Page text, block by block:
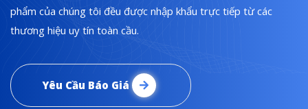
phẩm của chúng tôi đều được nhập khẩu trực tiếp từ các
thương hiệu uy tín toàn cầu.
Yêu Cầu Báo Giá